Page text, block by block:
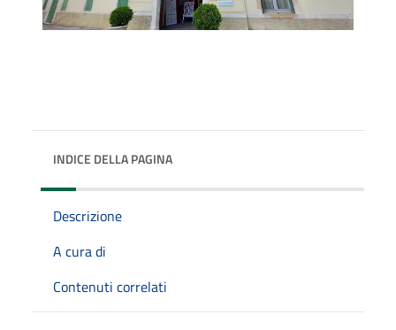
INDICE DELLA PAGINA
Descrizione
A cura di
Contenuti correlati